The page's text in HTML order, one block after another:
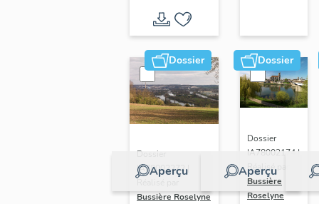
Dossier
Aperçu
Dossier
IA78002272 |
Bussière Roselyne
Dossier
Aperçu
Dossier
IA78002174 |
Réalisé par
Bussière
Roselyne